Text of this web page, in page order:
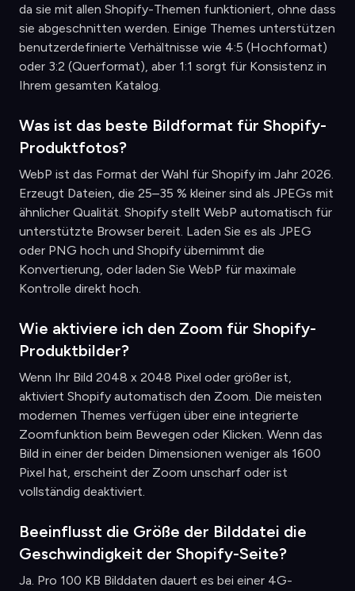
da sie mit allen Shopify-Themen funktioniert, ohne dass
sie abgeschnitten werden. Einige Themes unterstützen
benutzerdefinierte Verhältnisse wie 4:5 (Hochformat)
oder 3:2 (Querformat), aber 1:1 sorgt für Konsistenz in
Ihrem gesamten Katalog.
Was ist das beste Bildformat für Shopify-
Produktfotos?
WebP ist das Format der Wahl für Shopify im Jahr 2026.
Erzeugt Dateien, die 25–35 % kleiner sind als JPEGs mit
ähnlicher Qualität. Shopify stellt WebP automatisch für
unterstützte Browser bereit. Laden Sie es als JPEG
oder PNG hoch und Shopify übernimmt die
Konvertierung, oder laden Sie WebP für maximale
Kontrolle direkt hoch.
Wie aktiviere ich den Zoom für Shopify-
Produktbilder?
Wenn Ihr Bild 2048 x 2048 Pixel oder größer ist,
aktiviert Shopify automatisch den Zoom. Die meisten
modernen Themes verfügen über eine integrierte
Zoomfunktion beim Bewegen oder Klicken. Wenn das
Bild in einer der beiden Dimensionen weniger als 1600
Pixel hat, erscheint der Zoom unscharf oder ist
vollständig deaktiviert.
Beeinflusst die Größe der Bilddatei die
Geschwindigkeit der Shopify-Seite?
Ja. Pro 100 KB Bilddaten dauert es bei einer 4G-